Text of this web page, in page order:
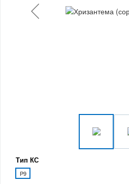
Тип КС
P9